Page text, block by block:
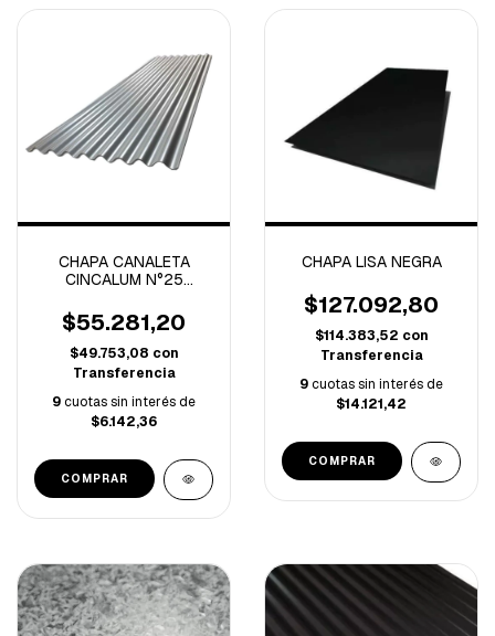
CHAPA CANALETA
CINCALUM N°25
$55.281,20
$49.753,08 con
Transferencia
9cuotas sin interés de
$6.142,36
COMPRAR
CHAPA LISA NEGRA
$127.092,80
$114.383,52 con
Transferencia
9cuotas sin interés de
$14.121,42
COMPRAR